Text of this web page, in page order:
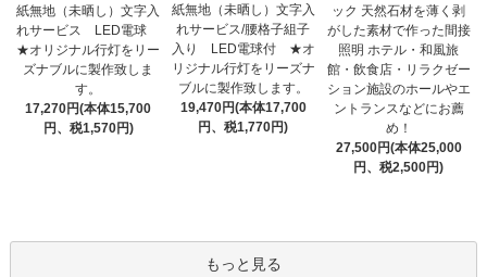
紙無地（未晒し）文字入
れサービス LED電球
★オリジナル行灯をリー
ズナブルに製作致しま
す。
17,270円(本体15,700
円、税1,570円)
紙無地（未晒し）文字入
れサービス/腰格子組子
入り LED電球付 ★オ
リジナル行灯をリーズナ
ブルに製作致します。
19,470円(本体17,700
円、税1,770円)
ック 天然石材を薄く剥
がした素材で作った間接
照明 ホテル・和風旅
館・飲食店・リラクゼー
ション施設のホールやエ
ントランスなどにお薦
め！
27,500円(本体25,000
円、税2,500円)
もっと見る